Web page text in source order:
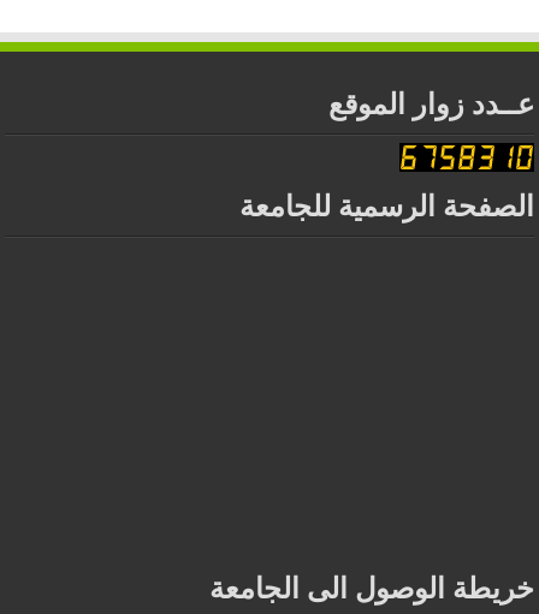
عــدد زوار الموقع
الصفحة الرسمية للجامعة
خريطة الوصول الى الجامعة